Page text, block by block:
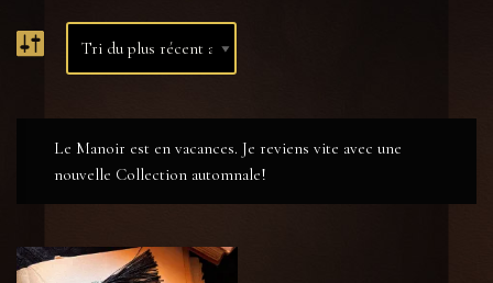
Le Manoir est en vacances. Je reviens vite avec une
nouvelle Collection automnale!